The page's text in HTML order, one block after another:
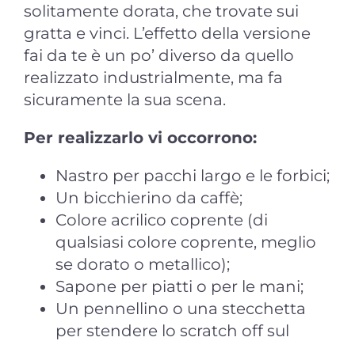
solitamente dorata, che trovate sui
gratta e vinci. L’effetto della versione
fai da te è un po’ diverso da quello
realizzato industrialmente, ma fa
sicuramente la sua scena.
Per realizzarlo vi occorrono:
Nastro per pacchi largo e le forbici;
Un bicchierino da caffè;
Colore acrilico coprente (di
qualsiasi colore coprente, meglio
se dorato o metallico);
Sapone per piatti o per le mani;
Un pennellino o una stecchetta
per stendere lo scratch off sul